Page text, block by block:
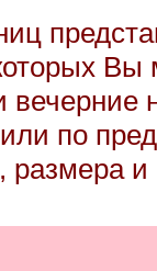
Вы
по
размера